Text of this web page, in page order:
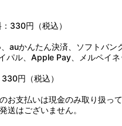
330円（税込）
auかんたん決済、ソフトバン
パル、Apple Pay、メルペイ
円（税込）
お支払いは現金のみ取り扱って
送はございません。